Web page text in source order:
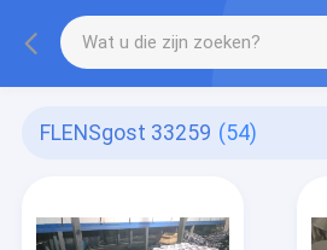
FLENSgost 33259 (54)